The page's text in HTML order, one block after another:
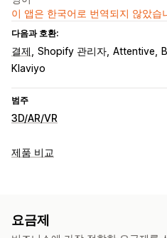
이 앱은 한국어로 번역되지 않았습
다음과 호환:
결제 Shopify 관리자 Attentive
Klaviyo
범주
3D/AR/VR
시각화
모델 생성
사용자 지정 브랜딩
모바일 반응형
제품 비교
차이 강조 표시
요금제